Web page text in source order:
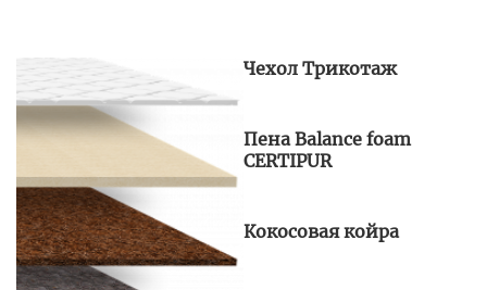
Кокосовая койра
Пена Balance foam
CERTIPUR
Чехол Трикотаж